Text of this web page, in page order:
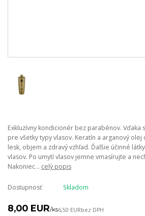
Exkluzívny kondicionér bez parabénov. Vďaka
pre všetky typy vlasov. Keratín a arganový
lesk, objem a zdravý vzhľad. Ďaľšie účinné
vlasov. Po umytí vlasov jemne vmasírujte a
Nakoniec... celý popis
Dostupnosť Skladom
8,00 EUR/ks6,50 EURbez DPH